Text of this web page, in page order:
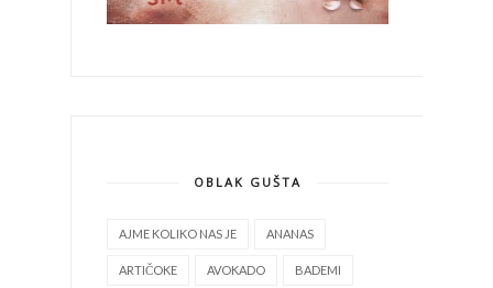
OBLAK GUŠTA
AJME KOLIKO NAS JE ANANAS
ARTIČOKE AVOKADO BADEMI